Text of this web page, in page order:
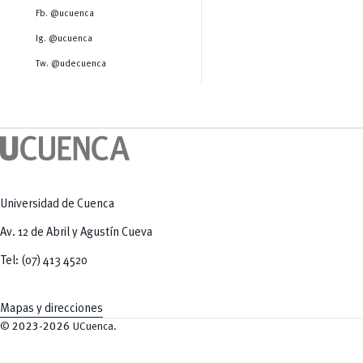
Tecnologías
Radio Universitaria
Sostenibilidad
Fb. @ucuenca
Ig. @ucuenca
Tw. @udecuenca
Universidad de Cuenca
Av. 12 de Abril y Agustín Cueva
Tel: (07) 413 4520
Mapas y direcciones
© 2023-2026 UCuenca.